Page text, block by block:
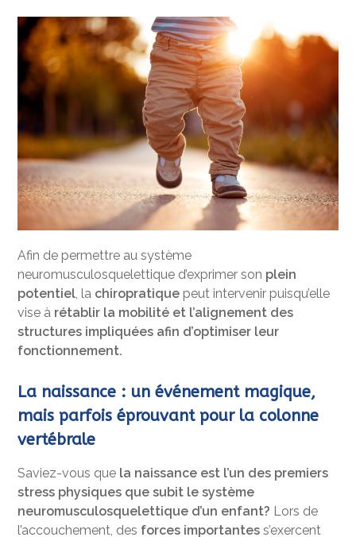
Afin de permettre au système
neuromusculosquelettique d’exprimer son plein
potentiel, la chiropratique peut intervenir puisqu’elle
vise à rétablir la mobilité et l’alignement des
structures impliquées afin d’optimiser leur
fonctionnement.
La naissance : un événement magique,
mais parfois éprouvant pour la colonne
vertébrale
Saviez-vous que la naissance est l’un des premiers
stress physiques que subit le système
neuromusculosquelettique d’un enfant? Lors de
l’accouchement, des forces importantes s’exercent